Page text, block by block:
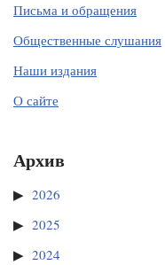
Письма и обращения
Общественные слушания
Наши издания
О сайте
Архив
2026
2025
2024